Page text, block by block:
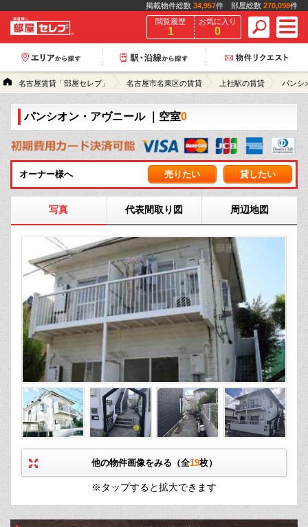
掲載物件総数 34,957件 部屋総数 270,098件
閲覧履歴
1
お気に入り
0
名古屋賃貸「部屋セレブ」 名古屋市名東区の賃貸 上社駅の賃貸 パンシ
パンシオン・アヴニール ｜空室0
オーナー様へ 売りたい 貸したい
写真 代表間取り図 周辺地図
他の物件画像をみる（全19枚）
※タップすると拡大できます